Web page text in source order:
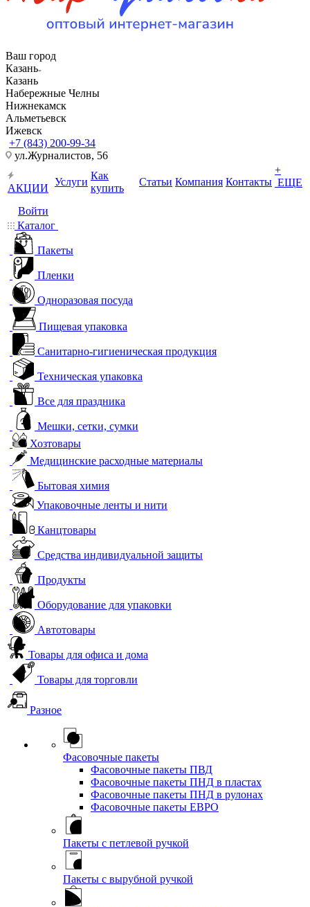
Ваш город
Казань
Казань
Набережные Челны
Нижнекамск
Альметьевск
Ижевск
+7 (843) 200-99-34
ул.Журналистов, 56
АКЦИИ
Услуги
Как
купить
Статьи Компания Контакты
+
ЕЩЕ
Войти
Каталог
Пакеты
Пленки
Одноразовая посуда
Пищевая упаковка
Санитарно-гигиеническая продукция
Техническая упаковка
Все для праздника
Мешки, сетки, сумки
Хозтовары
Медицинские расходные материалы
Бытовая химия
Упаковочные ленты и нити
Канцтовары
Средства индивидуальной защиты
Продукты
Оборудование для упаковки
Автотовары
Товары для офиса и дома
Товары для торговли
Разное
Фасовочные пакеты
Фасовочные пакеты ПВД
Фасовочные пакеты ПНД в пластах
Фасовочные пакеты ПНД в рулонах
Фасовочные пакеты ЕВРО
Пакеты с петлевой ручкой
Пакеты с вырубной ручкой